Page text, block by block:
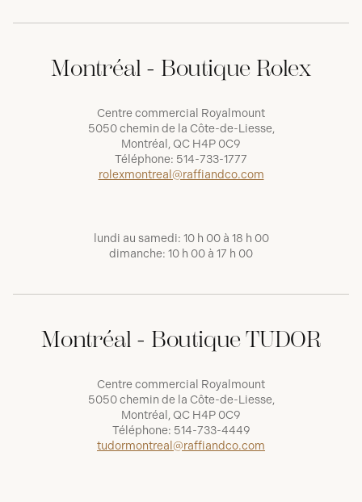
Montréal - Boutique Rolex
Centre commercial Royalmount
5050 chemin de la Côte-de-Liesse,
Montréal, QC H4P 0C9
Téléphone: 514-733-1777
rolexmontreal@raffiandco.com
lundi au samedi: 10 h 00 à 18 h 00
dimanche: 10 h 00 à 17 h 00
Montréal - Boutique TUDOR
Centre commercial Royalmount
5050 chemin de la Côte-de-Liesse,
Montréal, QC H4P 0C9
Téléphone: 514-733-4449
tudormontreal@raffiandco.com